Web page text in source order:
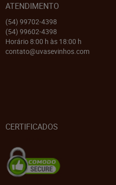
ATENDIMENTO
(54) 99702-4398
(54) 99602-4398
Horário 8:00 h às 18:00 h
contato@uvasevinhos.com
CERTIFICADOS